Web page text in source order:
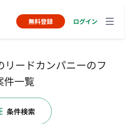
無料登録 ログイン
リードカンパニーのフ
件一覧
条件検索